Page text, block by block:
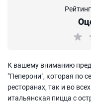
К вашему вниманию
"Пеперони", которая по
ресторанах, так и во
итальянская пицца с